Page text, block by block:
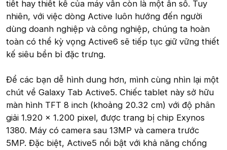
tiết hay thiết kế của máy vẫn còn là một ẩn số. Tuy
nhiên, với việc dòng Active luôn hướng đến người
dùng doanh nghiệp và công nghiệp, chúng ta hoàn
toàn có thể kỳ vọng Active6 sẽ tiếp tục giữ vững thiết
kế siêu bền bỉ đặc trưng.
Để các bạn dễ hình dung hơn, mình cùng nhìn lại một
chút về Galaxy Tab Active5. Chiếc tablet này sở hữu
màn hình TFT 8 inch (khoảng 20.32 cm) với độ phân
giải 1.920 x 1.200 pixel, được trang bị chip Exynos
1380. Máy có camera sau 13MP và camera trước
5MP. Đặc biệt, Active5 nổi bật với khả năng chống